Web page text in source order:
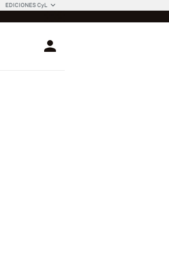
EDICIONES CyL
Login